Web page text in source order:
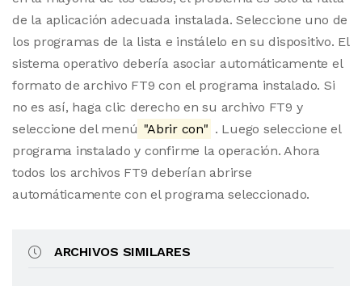
de la aplicación adecuada instalada. Seleccione uno de
los programas de la lista e instálelo en su dispositivo. El
sistema operativo debería asociar automáticamente el
formato de archivo FT9 con el programa instalado. Si
no es así, haga clic derecho en su archivo FT9 y
seleccione del menú "Abrir con" . Luego seleccione el
programa instalado y confirme la operación. Ahora
todos los archivos FT9 deberían abrirse
automáticamente con el programa seleccionado.
ARCHIVOS SIMILARES